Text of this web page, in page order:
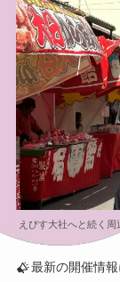
えびす大社へと続く周
最新の開催情